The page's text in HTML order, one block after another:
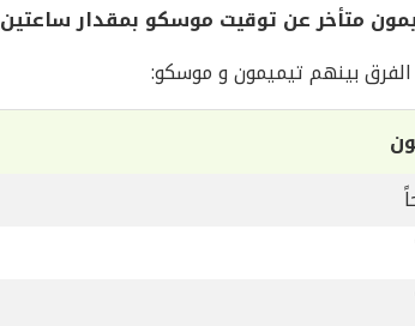
متأخر عن توقيت موسكو بمقدار ساعتين
بينهم تيميمون و موسكو: